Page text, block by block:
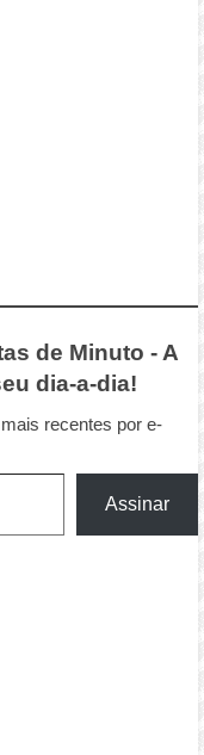
de Minuto - A
dia-a-dia!
recentes por e-
Assinar